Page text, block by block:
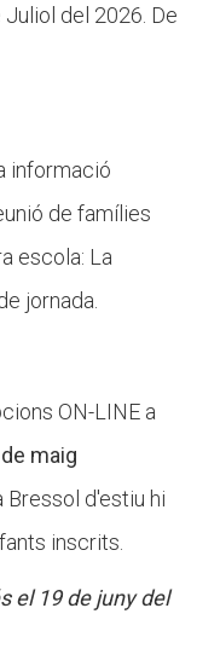
del 2026. De
informació
de famílies
escola: La
jornada.
ON-LINE a
maig
Bressol d'estiu hi
inscrits.
el 19 de juny del